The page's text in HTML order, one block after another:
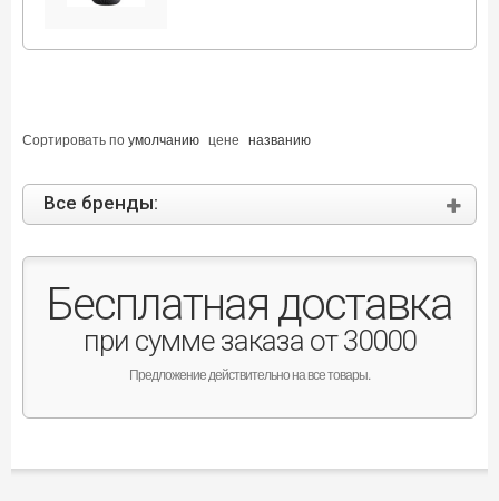
Сортировать поумолчанию цене названию
Все бренды:
Бесплатная доставка
при сумме заказа от 30000
Предложение действительно на все товары.